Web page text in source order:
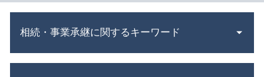
相続・事業承継に関するキーワード